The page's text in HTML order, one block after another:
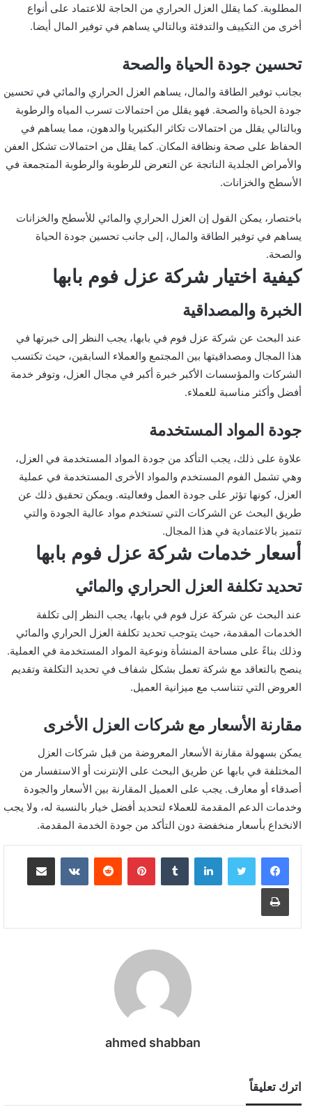
المطلوبة. كما يقلل العزل الحراري من الحاجة للاعتماد على أنواع
أخرى من التكييف والتدفئة وبالتالي يساهم في توفير المال أيضا.
تحسين جودة الحياة والصحة
بجانب توفير الطاقة والمال، يساهم العزل الحراري والمائي في تحسين
جودة الحياة والصحة. فهو يقلل من احتمالات تسرب المياه والرطوبة
وبالتالي يقلل من احتمالات تكاثر البكتيريا والدهون، مما يساهم في
الحفاظ على صحة ونظافة المكان. كما يقلل من احتمالات تشكل العفن
والأمراض الجلدية الناتجة عن التعرض للرطوبة والرطوبة المتجمعة في
الأسطح والخزانات.
باختصار، يمكن القول إن العزل الحراري والمائي للأسطح والخزانات
يساهم في توفير الطاقة والمال، إلى جانب تحسين جودة الحياة
والصحة.
كيفية اختيار شركة عزل فوم بابها
الخبرة والمصداقية
عند البحث عن شركة عزل فوم في بابها، يجب النظر إلى خبرتها في
هذا المجال ومصداقيتها بين المجتمع والعملاء السابقين، حيث تكتسب
الشركات والمؤسسات الأكبر خبرة أكبر في مجال العزل، وتوفر خدمة
أفضل وأكثر مناسبة للعملاء.
جودة المواد المستخدمة
علاوة على ذلك، يجب التأكد من جودة المواد المستخدمة في العزل،
وهي تشمل الفوم المستخدم والمواد الأخرى المستخدمة في عملية
العزل، كونها تؤثر على جودة العمل وفعاليته. ويمكن تحقيق ذلك عن
طريق البحث عن الشركات التي تستخدم مواد عالية الجودة والتي
تتميز بالاعتمادية في هذا المجال.
أسعار خدمات شركة عزل فوم بابها
تحديد تكلفة العزل الحراري والمائي
عند البحث عن شركة عزل فوم في بابها، يجب النظر إلى تكلفة
الخدمات المقدمة، حيث يتوجب تحديد تكلفة العزل الحراري والمائي
وذلك بناءً على مساحة المنشأة ونوعية المواد المستخدمة في العملية.
ينصح بالتعاقد مع شركة تعمل بشكل شفاف في تحديد التكلفة وتقديم
العروض التي تتناسب مع ميزانية العميل.
مقارنة الأسعار مع شركات العزل الأخرى
يمكن بسهولة مقارنة الأسعار المعروضة من قبل شركات العزل
المختلفة في بابها عن طريق البحث على الإنترنت أو الاستفسار من
أصدقاء أو معارف. يجب على العميل المقارنة بين الأسعار والجودة
وخدمات الدعم المقدمة للعملاء لتحديد أفضل خيار بالنسبة له، ولا يجب
الانخداع بأسعار منخفضة دون التأكد من جودة الخدمة المقدمة.
لينكدإن بينتيريست مشاركة عبر البريد
طباعة
ahmed shabban
اترك تعليقاً